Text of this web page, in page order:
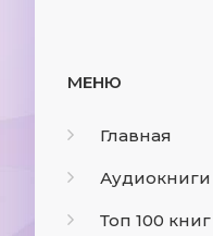
МЕНЮ
Главная
Аудиокниги
Топ 100 книг